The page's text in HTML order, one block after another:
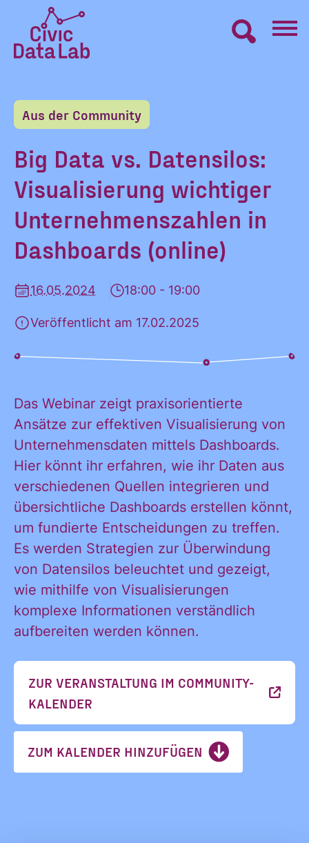
Inhalt
springen
Lab
Startseite
LERNEN
MACHEN
BLOG
ÜBER UNS
Aus der Community
Big Data vs. Datensilos:
Visualisierung wichtiger
Unternehmenszahlen in
Dashboards (online)
16.05.2024 18:00 - 19:00
Veröffentlicht am 17.02.2025
Das Webinar zeigt praxisorientierte
Ansätze zur effektiven Visualisierung von
Unternehmensdaten mittels Dashboards.
Hier könnt ihr erfahren, wie ihr Daten aus
verschiedenen Quellen integrieren und
übersichtliche Dashboards erstellen könnt,
um fundierte Entscheidungen zu treffen.
Es werden Strategien zur Überwindung
von Datensilos beleuchtet und gezeigt,
wie mithilfe von Visualisierungen
komplexe Informationen verständlich
aufbereiten werden können.
ZUR VERANSTALTUNG IM COMMUNITY-
KALENDER
ZUM KALENDER HINZUFÜGEN
Ja, ich möchte
alle
Informationen
und
Ankündigungen
des CDL direkt
Postfach:
Ja, ich
möchte alle
und